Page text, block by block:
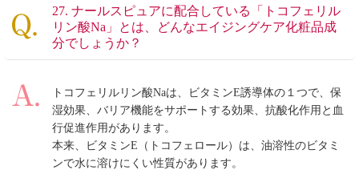
27. ナールスピュアに配合している「トコフェリル
リン酸Na」とは、どんなエイジングケア化粧品成
分でしょうか？
トコフェリルリン酸Naは、ビタミンE誘導体の１つで、保
湿効果、バリア機能をサポートする効果、抗酸化作用と血
行促進作用があります。
本来、ビタミンE（トコフェロール）は、油溶性のビタミ
ンで水に溶けにくい性質があります。